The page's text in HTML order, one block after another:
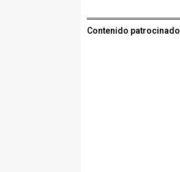
Contenido patrocinado